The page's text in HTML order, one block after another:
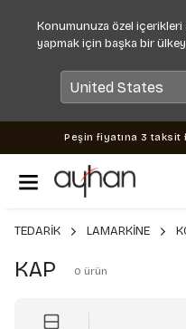
Konumunuza özel içerikleri
yapmak için başka bir
Peşin fiyatına 3 taksit
TEDARİK LAMARKİNE
KAP 0 ürün